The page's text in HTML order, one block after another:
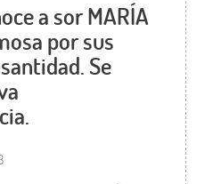
a sor MARÍA
por sus
Se